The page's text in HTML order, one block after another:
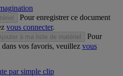
Pour enregistrer ce document
vous connecter.
à ma liste de matériel
Pour
vos favoris, veuillez vous